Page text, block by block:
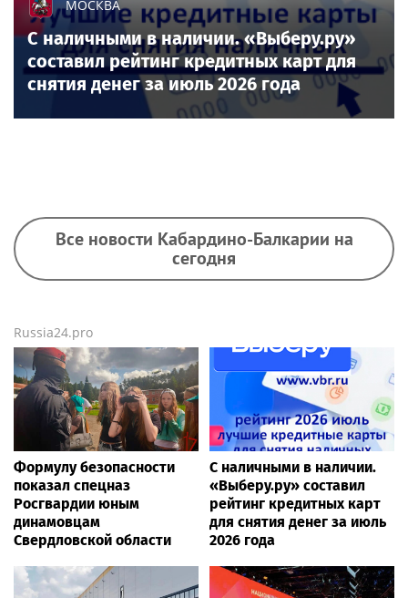
МОСКВА
С наличными в наличии. «Выберу.ру»
составил рейтинг кредитных карт для
снятия денег за июль 2026 года
Все новости Кабардино-Балкарии на
сегодня
Russia24.pro
Формулу безопасности
показал спецназ
Росгвардии юным
динамовцам
Свердловской области
С наличными в наличии.
«Выберу.ру» составил
рейтинг кредитных карт
для снятия денег за июль
2026 года